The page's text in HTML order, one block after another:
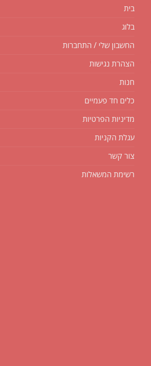
בית
בלוג
החשבון שלי / התחברות
הצהרת נגישות
חנות
כלים חד פעמיים
מדיניות הפרטיות
עגלת הקניות
צור קשר
רשימת המשאלות